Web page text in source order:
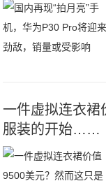
一件虚拟连衣裙
服装的开始……